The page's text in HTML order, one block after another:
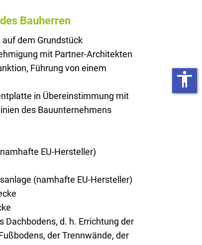
Bauherren
dem Grundstück
mit Partner-Architekten
Führung von einem
in Übereinstimmung mit
des Bauunternehmens
EU-Hersteller)
(namhafte EU-Hersteller)
Dachbodens, d. h. Errichtung der
der Trennwände, der
accessibility